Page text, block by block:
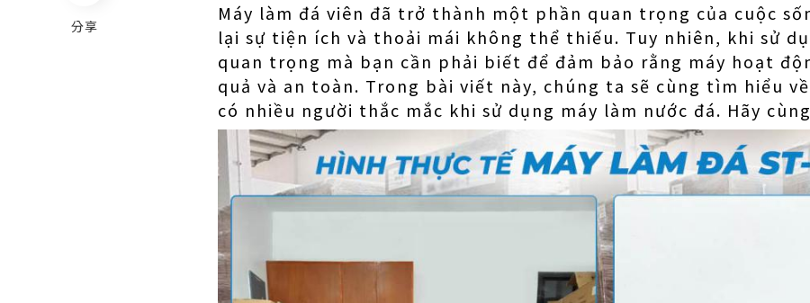
分享
Máy làm đá viên đã trở thành một phần quan trọng của cuộc
lại sự tiện ích và thoải mái không thể thiếu. Tuy nhiên, khi sử
quan trọng mà bạn cần phải biết để đảm bảo rằng máy hoạt
quả và an toàn. Trong bài viết này, chúng ta sẽ cùng tìm hiểu
có nhiều người thắc mắc khi sử dụng máy làm nước đá. Hãy